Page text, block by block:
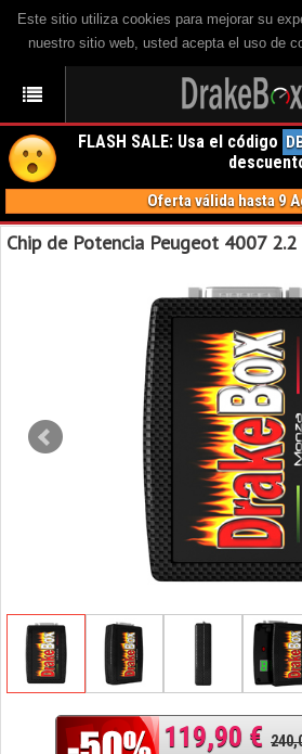
Este sitio utiliza cookies para mejorar su
nuestro sitio web, usted acepta el uso de
FLASH SALE: Usa el código
Oferta válida hasta 9
Chip de Potencia Peugeot 4007
119,90 €